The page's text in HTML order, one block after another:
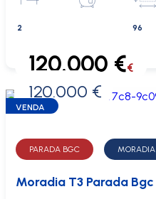
2 96
0 €
120.000 €€
120.000 €
VENDA
PARADA BGC MORADIA
Moradia T3 Parada Bgc